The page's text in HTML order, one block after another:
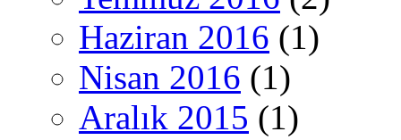
Haziran 2016 (1)
Nisan 2016 (1)
Aralık 2015 (1)